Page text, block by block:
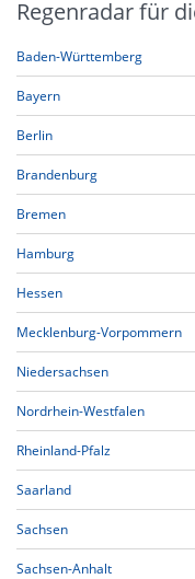
Regenradar für
Baden-Württemberg
Bayern
Berlin
Brandenburg
Bremen
Hamburg
Hessen
Mecklenburg-Vorpommern
Niedersachsen
Nordrhein-Westfalen
Rheinland-Pfalz
Saarland
Sachsen
Sachsen-Anhalt